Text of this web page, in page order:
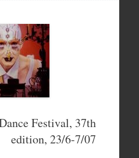
Festival, 37th
edition, 23/6-7/07